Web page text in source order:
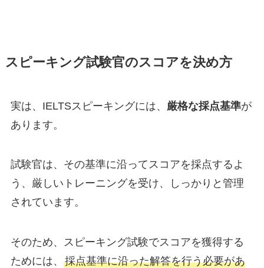
スピーキング試験官のスコアを決め方
実は、IELTSスピーキングには、 厳格な採点基準が
あります。
試験官は、その基準に沿ってスコアを採点するよ
う、厳しいトレーニングを受け、しっかりと管理
されています。
そのため、スピーキング試験でスコアを獲得する
ためには、 採点基準に沿った解答を行う必要があ